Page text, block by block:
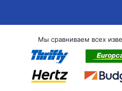
Мы сравниваем всех